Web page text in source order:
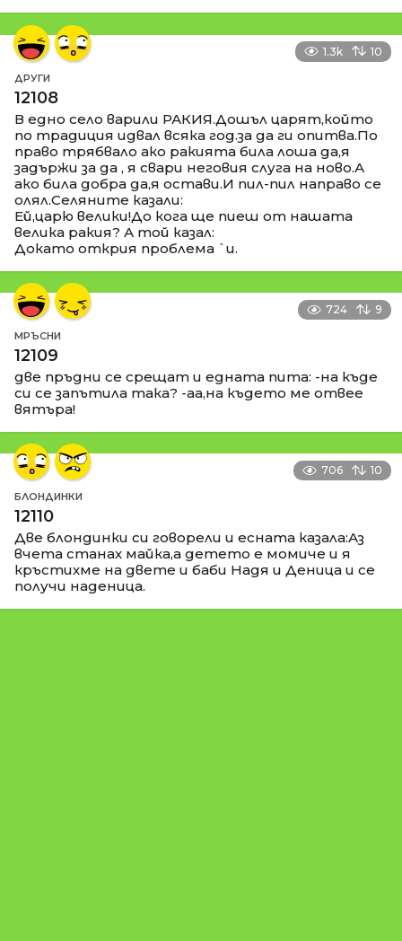
1.3k 10
ДРУГИ
12108
В едно село варили РАКИЯ.Дошъл царят,който
по традиция идвал всяка год.за да ги опитва.По
право трябвало ако ракията била лоша да,я
задържи за да , я свари неговия слуга на ново.А
ако била добра да,я остави.И пил-пил направо се
олял.Селяните казали:
Ей,царю велики!До кога ще пиеш от нашата
велика ракия? А той казал:
Докато открия проблема `и.
724 9
МРЪСНИ
12109
две пръдни се срещат и едната пита: -на къде
си се запътила така? -аа,на където ме отвее
вятъра!
706 10
БЛОНДИНКИ
12110
Две блондинки си говорели и есната казала:Аз
вчета станах майка,а детето е момиче и я
кръстихме на двете и баби Надя и Деница и се
получи наденица.